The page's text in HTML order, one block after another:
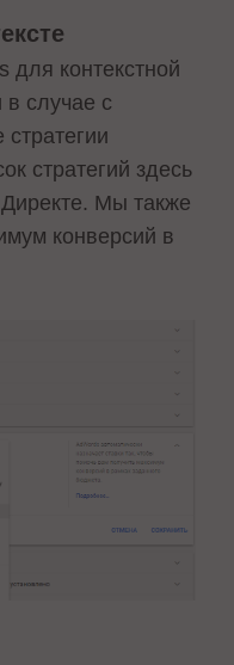
для контекстной
случае с
стратегий здесь
Мы также
конверсий в